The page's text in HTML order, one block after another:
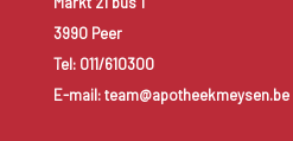
3990 Peer
Tel: 011/610300
E-mail: team@apotheekmeysen.be